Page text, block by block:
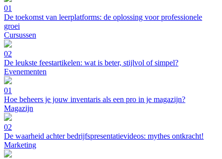
01
De toekomst van leerplatforms: de oplossing voor professionele
groei
Cursussen
02
De leukste feestartikelen: wat is beter, stijlvol of simpel?
Evenementen
01
Hoe beheers je jouw inventaris als een pro in je magazijn?
Magazijn
02
De waarheid achter bedrijfspresentatievideos: mythes ontkracht!
Marketing